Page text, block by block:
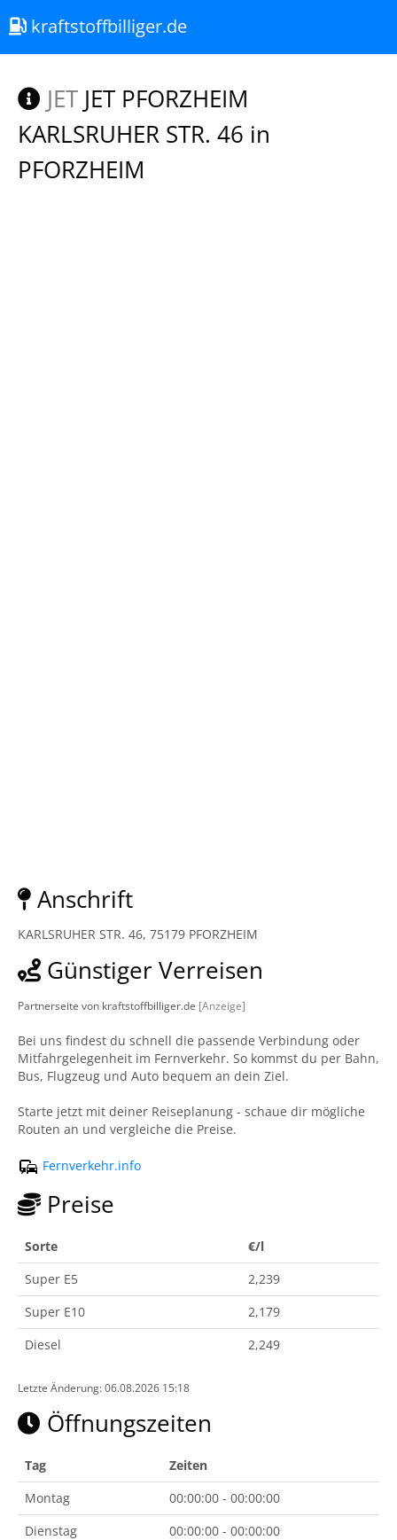
kraftstoffbilliger.de
JET JET PFORZHEIM
KARLSRUHER STR. 46 in
PFORZHEIM
Anschrift
KARLSRUHER STR. 46, 75179 PFORZHEIM
Günstiger Verreisen
Partnerseite von kraftstoffbilliger.de [Anzeige]
Bei uns findest du schnell die passende Verbindung oder
Mitfahrgelegenheit im Fernverkehr. So kommst du per Bahn,
Bus, Flugzeug und Auto bequem an dein Ziel.
Starte jetzt mit deiner Reiseplanung - schaue dir mögliche
Routen an und vergleiche die Preise.
Fernverkehr.info
Preise
Sorte
€/l
Super E5
2,239
Super E10
2,179
Diesel
2,249
Letzte Änderung: 06.08.2026 15:18
Öffnungszeiten
Tag
Zeiten
Montag
00:00:00 - 00:00:00
Dienstag
00:00:00 - 00:00:00